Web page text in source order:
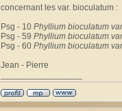
concernant les var. bioculatum :
Psg - 10 Phyllium bioculatum
Psg - 59 Phyllium bioculatum
Psg - 60 Phyllium bioculatum
Jean - Pierre